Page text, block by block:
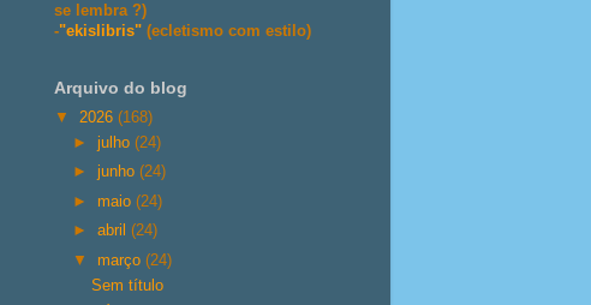
se lembra ?)
-"ekislibris" (ecletismo com estilo)
Arquivo do blog
▼ 2026 (168)
►julho(24)
►junho(24)
► maio(24)
►abril(24)
▼ março(24)
Sem título